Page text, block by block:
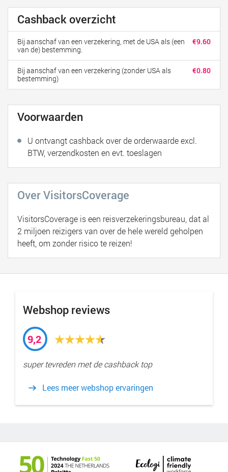
Cashback overzicht
€9.60
Bij aanschaf van een verzekering, met de USA als (een
van de) bestemming.
€0.80
Bij aanschaf van een verzekering (zonder USA als
bestemming)
Voorwaarden
U ontvangt cashback over de orderwaarde excl.
BTW, verzendkosten en evt. toeslagen
Over VisitorsCoverage
VisitorsCoverage is een reisverzekeringsbureau, dat al
2 miljoen reizigers van over de hele wereld geholpen
heeft, om zonder risico te reizen!
Webshop reviews
9,2
super tevreden met de cashback top
Lees meer webshop ervaringen